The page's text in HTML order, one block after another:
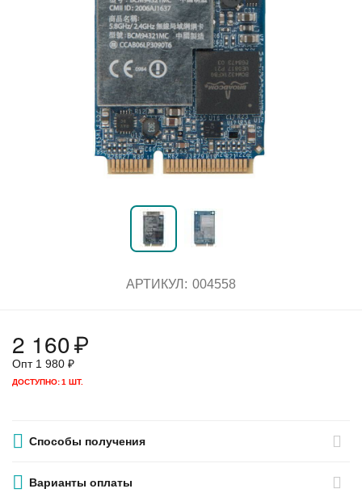
АРТИКУЛ: 004558
2 160₽
Опт 1 980 ₽
ДОСТУПНО:1 ШТ.
Способы получения
Варианты оплаты